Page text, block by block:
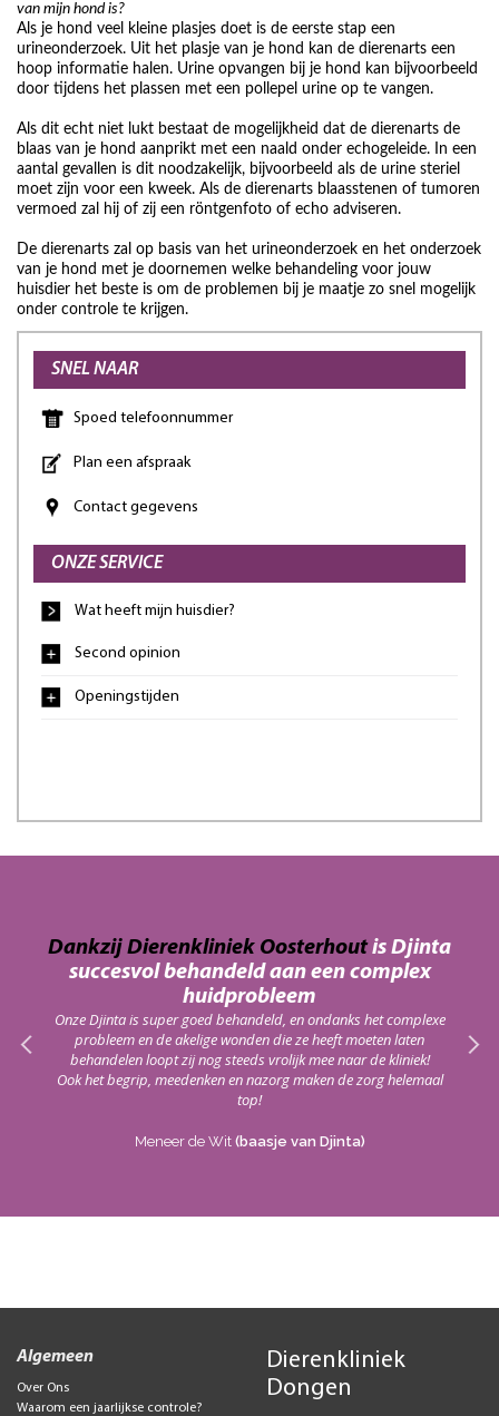
van mijn hond is?
Als je hond veel kleine plasjes doet is de eerste stap een
urineonderzoek. Uit het plasje van je hond kan de dierenarts een
hoop informatie halen. Urine opvangen bij je hond kan bijvoorbeeld
door tijdens het plassen met een pollepel urine op te vangen.
Als dit echt niet lukt bestaat de mogelijkheid dat de dierenarts de
blaas van je hond aanprikt met een naald onder echogeleide. In een
aantal gevallen is dit noodzakelijk, bijvoorbeeld als de urine steriel
moet zijn voor een kweek. Als de dierenarts blaasstenen of tumoren
vermoed zal hij of zij een röntgenfoto of echo adviseren.
De dierenarts zal op basis van het urineonderzoek en het onderzoek
van je hond met je doornemen welke behandeling voor jouw
huisdier het beste is om de problemen bij je maatje zo snel mogelijk
onder controle te krijgen.
SNEL NAAR
Spoed telefoonnummer
Plan een afspraak
Contact gegevens
ONZE SERVICE
Wat heeft mijn huisdier?
Second opinion
Openingstijden
Dankzij Dierenkliniek Oosterhoutis Djinta
succesvol behandeld aan een complex
huidprobleem
Onze Djinta is super goed behandeld, en ondanks het complexe
probleem en de akelige wonden die ze heeft moeten laten
behandelen loopt zij nog steeds vrolijk mee naar de kliniek!
Ook het begrip, meedenken en nazorg maken de zorg helemaal
top!
Meneer de Wit (baasje van Djinta)
Algemeen
Over Ons
Waarom een jaarlijkse controle?
Dierenkliniek
Dongen